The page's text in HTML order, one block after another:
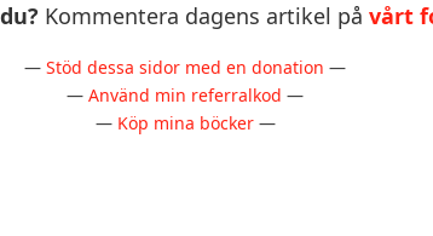
Kommentera dagens artikel på vårt
— Stöd dessa sidor med en donation —
— Använd min referralkod —
— Köp mina böcker—